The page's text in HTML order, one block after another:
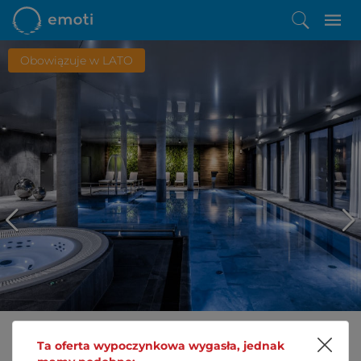
Ta oferta wypoczynkowa wygasła, jednak
Obowiązuje w LATO